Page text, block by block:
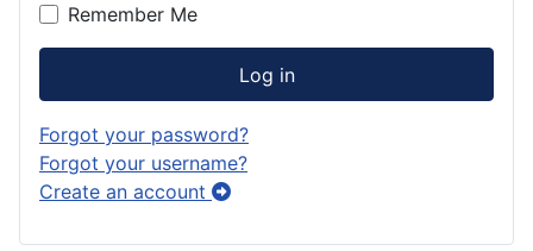
Remember Me
Log in
Forgot your password?
Forgot your username?
Create an account